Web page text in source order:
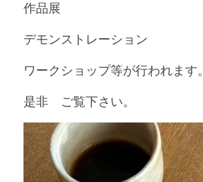
作品展
デモンストレーション
ワークショップ等が行われます。
是非　ご覧下さい。